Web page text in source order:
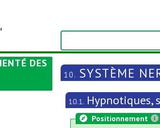
DES
10. SYSTÈME
10.1. Hypnotiques,
Positionnement